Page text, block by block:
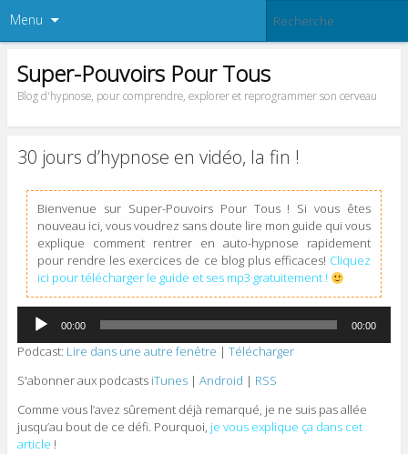
Menu
Super-Pouvoirs Pour Tous
Blog d'hypnose, pour comprendre, explorer et reprogrammer son cerveau
30 jours d’hypnose en vidéo, la fin !
Bienvenue sur Super-Pouvoirs Pour Tous ! Si vous êtes
nouveau ici, vous voudrez sans doute lire mon guide qui vous
explique comment rentrer en auto-hypnose rapidement
pour rendre les exercices de ce blog plus efficaces! Cliquez
ici pour télécharger le guide et ses mp3 gratuitement !
Lecteur
audio
00:00 00:00
Podcast: Lire dans une autre fenêtre | Télécharger
S'abonner aux podcasts iTunes| Android | RSS
Comme vous l’avez sûrement déjà remarqué, je ne suis pas allée
jusqu’au bout de ce défi. Pourquoi, je vous explique ça dans cet
article !